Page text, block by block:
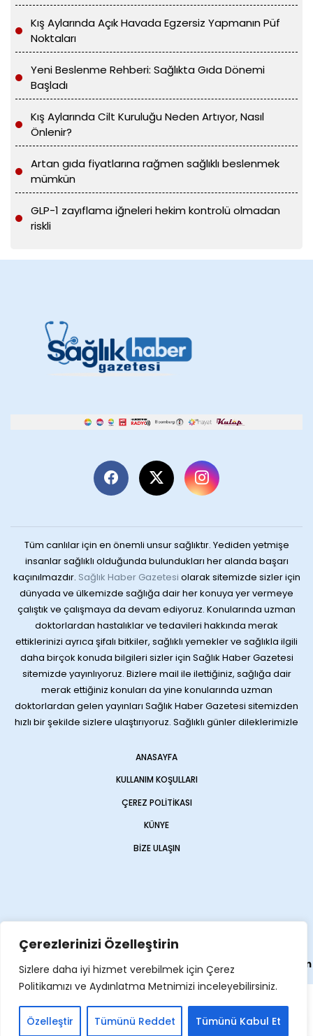
Çerezlerinizi Özelleştirin
Sizlere daha iyi hizmet verebilmek için Çerez
Politikamızı ve Aydınlatma Metnimizi inceleyebilirsiniz.
Özelleştir Tümünü Reddet Tümünü Kabul Et
Kış Aylarında Açık Havada Egzersiz Yapmanın Püf
Noktaları
Yeni Beslenme Rehberi: Sağlıkta Gıda Dönemi
Başladı
Kış Aylarında Cilt Kuruluğu Neden Artıyor, Nasıl
Önlenir?
Artan gıda fiyatlarına rağmen sağlıklı beslenmek
mümkün
GLP-1 zayıflama iğneleri hekim kontrolü olmadan
riskli
Tüm canlılar için en önemli unsur sağlıktır. Yediden yetmişe
insanlar sağlıklı olduğunda bulundukları her alanda başarı
kaçınılmazdır. Sağlık Haber Gazetesi olarak sitemizde sizler için
dünyada ve ülkemizde sağlığa dair her konuya yer vermeye
çalıştık ve çalışmaya da devam ediyoruz. Konularında uzman
doktorlardan hastalıklar ve tedavileri hakkında merak
ettiklerinizi ayrıca şifalı bitkiler, sağlıklı yemekler ve sağlıkla ilgili
daha birçok konuda bilgileri sizler için Sağlık Haber Gazetesi
sitemizde yayınlıyoruz. Bizlere mail ile ilettiğiniz, sağlığa dair
merak ettiğiniz konuları da yine konularında uzman
doktorlardan gelen yayınları Sağlık Haber Gazetesi sitemizden
hızlı bir şekilde sizlere ulaştırıyoruz. Sağlıklı günler dileklerimizle
ANASAYFA
KULLANIM KOŞULLARI
ÇEREZ POLITIKASI
KÜNYE
BIZE ULAŞIN
Web sitemiz Haber Sitesi olarak Opencart Global
tarafından
yapılmıştır